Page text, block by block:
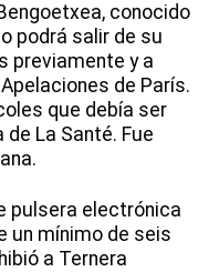
conocido
podrá salir de su
previamente y a
de París.
que debía ser
de La Santé. Fue
pulsera electrónica
un mínimo de seis
a Ternera